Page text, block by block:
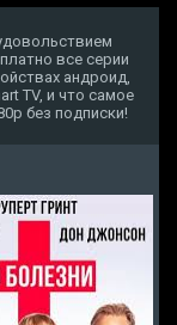
все серии
андроид,
TV, и что самое
без подписки!